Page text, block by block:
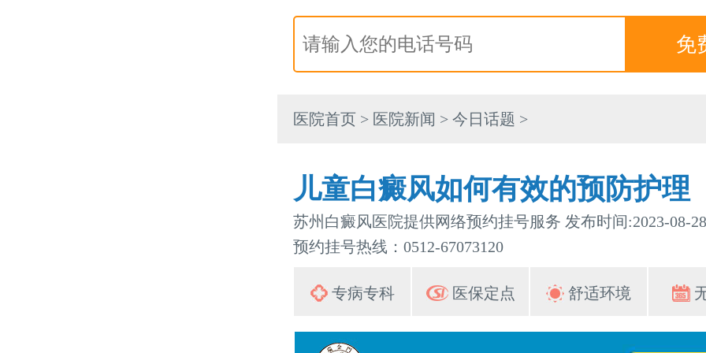
医院首页 > 医院新闻 > 今日话题 >
儿童白癜风如何有效的预防护理
苏州白癜风医院提供网络预约挂号服务 发布时间:2023-08-28
预约挂号热线：0512-67073120
专病专科 医保定点 舒适环境